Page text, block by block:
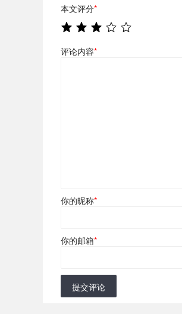
本文评分*
评论内容*
你的昵称*
你的邮箱*
提交评论